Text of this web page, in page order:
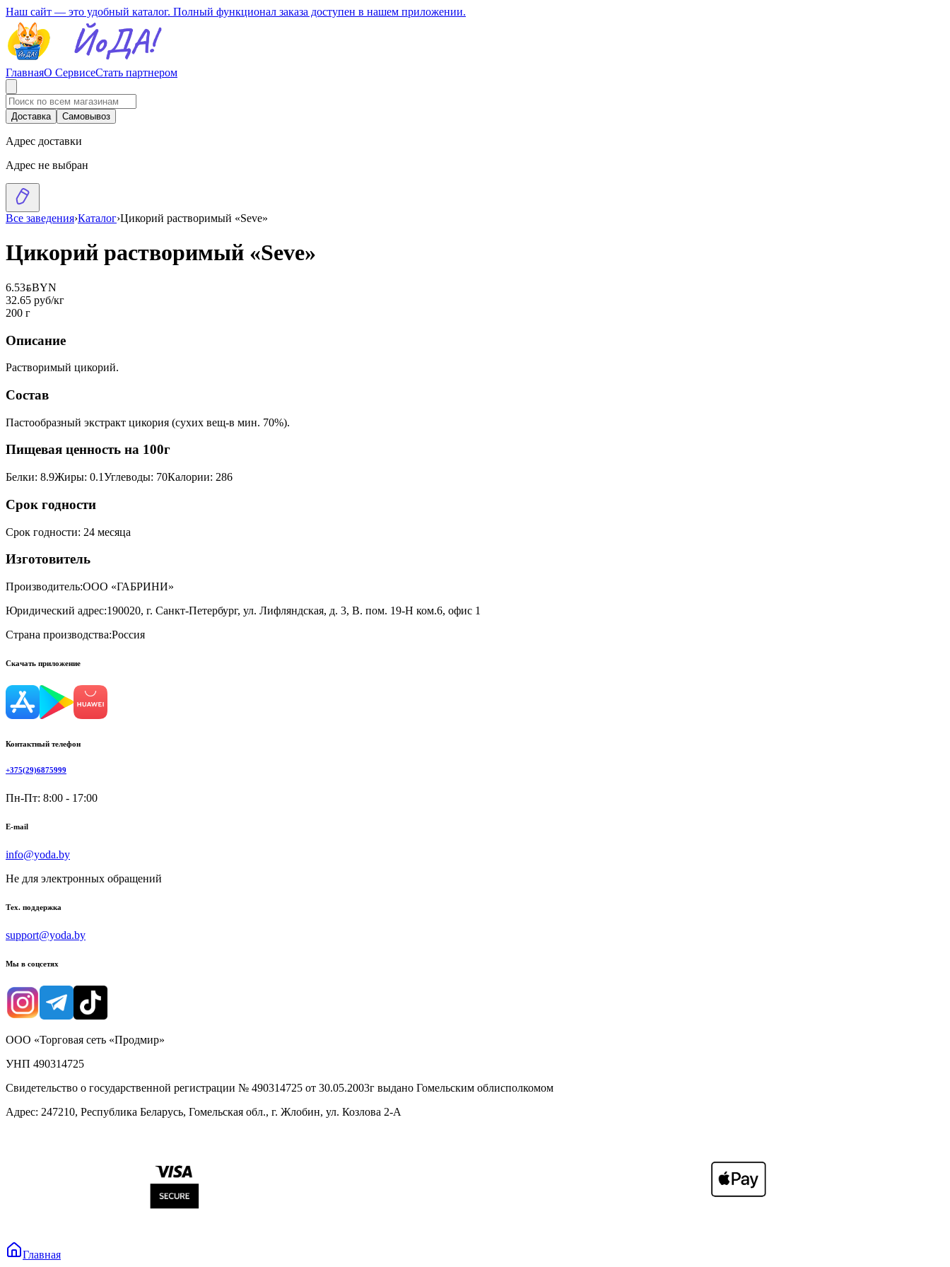
Наш сайт — это удобный каталог. Полный функционал заказа доступен в нашем приложении.
ГлавнаяО СервисеСтать партнером
Доставка Самовывоз
Адрес доставки
Адрес не выбран
Все заведения›Каталог›Цикорий растворимый «Seve»
Цикорий растворимый «Seve»
6.53BYNBYN
32.65 руб/кг
200 г
Описание
Растворимый цикорий.
Состав
Пастообразный экстракт цикория (сухих вещ-в мин. 70%).
Пищевая ценность на 100г
Белки: 8.9Жиры: 0.1Углеводы: 70Калории: 286
Срок годности
Срок годности: 24 месяца
Изготовитель
Производитель:ООО «ГАБРИНИ»
Юридический адрес:190020, г. Санкт-Петербург, ул. Лифляндская, д. 3, В. пом. 19-Н ком.6, офис 1
Страна производства:Россия
Скачать приложение
Контактный телефон
+375(29)6875999
Пн-Пт: 8:00 - 17:00
E-mail
info@yoda.by
Не для электронных обращений
Тех. поддержка
support@yoda.by
Мы в соцсетях
ООО «Торговая сеть «Продмир»
УНП 490314725
Свидетельство о государственной регистрации № 490314725 от 30.05.2003г выдано Гомельским облисполкомом
Адрес: 247210, Республика Беларусь, Гомельская обл., г. Жлобин, ул. Козлова 2-А
Главная